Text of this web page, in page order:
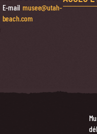
E-mailmusee@utah-
beach.com